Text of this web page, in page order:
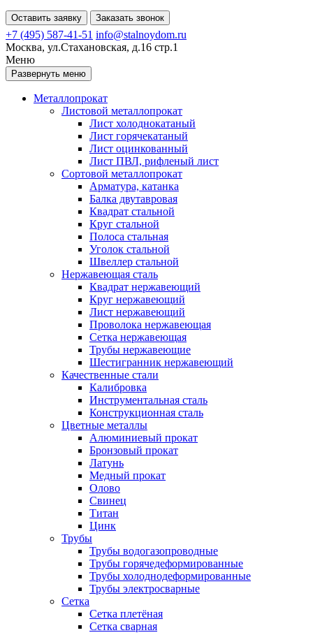
Оставить заявку Заказать звонок
+7 (495) 587-41-51 info@stalnoydom.ru
Москва, ул.Стахановская, д.16 стр.1
Меню
Развернуть меню
Металлопрокат
Листовой металлопрокат
Лист холоднокатаный
Лист горячекатаный
Лист оцинкованный
Лист ПВЛ, рифленый лист
Сортовой металлопрокат
Арматура, катанка
Балка двутавровая
Квадрат стальной
Круг стальной
Полоса стальная
Уголок стальной
Швеллер стальной
Нержавеющая сталь
Квадрат нержавеющий
Круг нержавеющий
Лист нержавеющий
Проволока нержавеющая
Сетка нержавеющая
Трубы нержавеющие
Шестигранник нержавеющий
Качественные стали
Калибровка
Инструментальная сталь
Конструкционная сталь
Цветные металлы
Алюминиевый прокат
Бронзовый прокат
Латунь
Медный прокат
Олово
Свинец
Титан
Цинк
Трубы
Трубы водогазопроводные
Трубы горячедеформированные
Трубы холоднодеформированные
Трубы электросварные
Сетка
Сетка плетёная
Сетка сварная